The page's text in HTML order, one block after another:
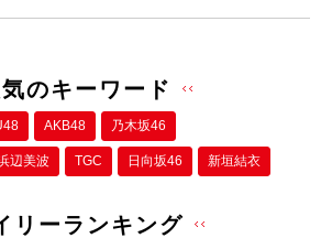
気のキーワード
AKB48 乃木坂46
辺美波 TGC 日向坂46 新垣結衣
リーランキング